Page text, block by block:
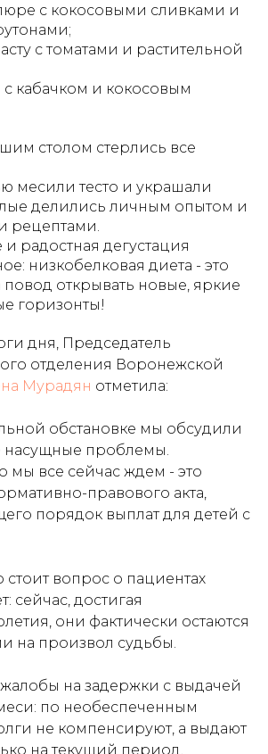
с кокосовыми сливками и
с томатами и растительной
кабачком и кокосовым
столом стерлись все
месили тесто и украшали
делились личным опытом и
рецептами.
радостная дегустация
низкобелковая диета - это
повод открывать новые, яркие
горизонты!
дня, Председатель
отделения Воронежской
Мурадян отметила:
обстановке мы обсудили
насущные проблемы.
мы все сейчас ждем - это
правового акта,
порядок выплат для детей с
стоит вопрос о пациентах
сейчас, достигая
они фактически остаются
на произвол судьбы.
на задержки с выдачей
по необеспеченным
не компенсируют, а выдают
на текущий период.